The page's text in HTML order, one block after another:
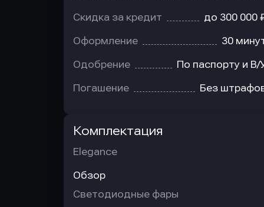
Скидка за кредит до 300 000
Оформление 30
Одобрение По паспорту и В/
Погашение Без
Комплектация
Elegance
Обзор
Светодиодные фары